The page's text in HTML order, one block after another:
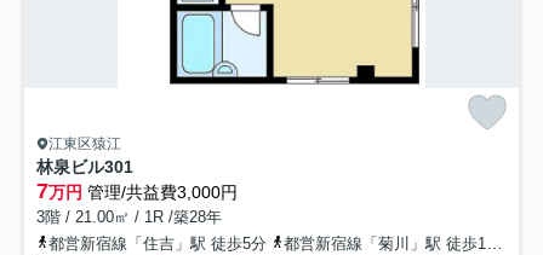
江東区猿江
林泉ビル301
7万円 管理/共益費3,000円
3階 / 21.00㎡ / 1R /築28年
都営新宿線「住吉」駅 徒歩5分
都営新宿線「菊川」駅 徒歩12分